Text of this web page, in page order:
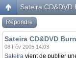
Sateira CD&DVD
Répondre
Sateira CD&DVD
08 Fév 2005 14:03
Sateira vient de publier